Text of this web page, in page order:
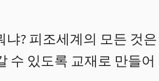
냐? 피조세계의 모든 것
수 있도록 교재로 만들